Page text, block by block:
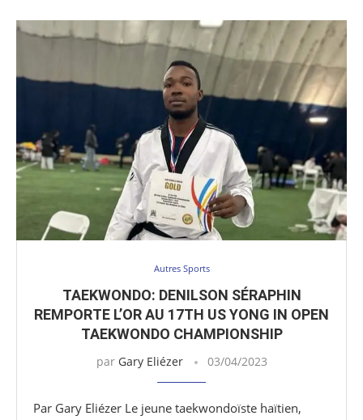
Autres Sports
TAEKWONDO: DENILSON SÉRAPHIN
REMPORTE L’OR AU 17TH US YONG IN OPEN
TAEKWONDO CHAMPIONSHIP
par Gary Eliézer 03/04/2023
Par Gary Eliézer Le jeune taekwondoïste haïtien,